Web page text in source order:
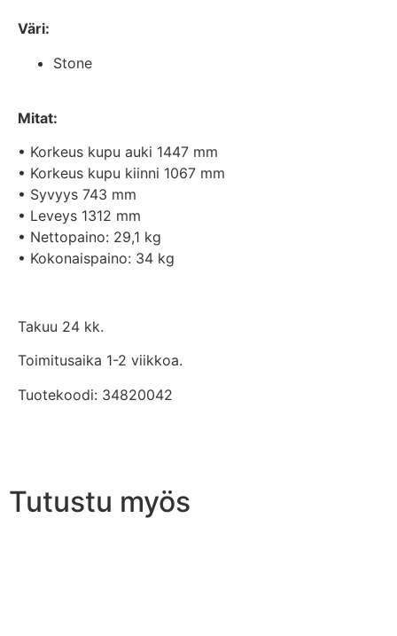
Väri:
Stone
Mitat:
• Korkeus kupu auki 1447 mm
• Korkeus kupu kiinni 1067 mm
• Syvyys 743 mm
• Leveys 1312 mm
• Nettopaino: 29,1 kg
• Kokonaispaino: 34 kg
Takuu 24 kk.
Toimitusaika 1-2 viikkoa.
Tuotekoodi: 34820042
Tutustu myös